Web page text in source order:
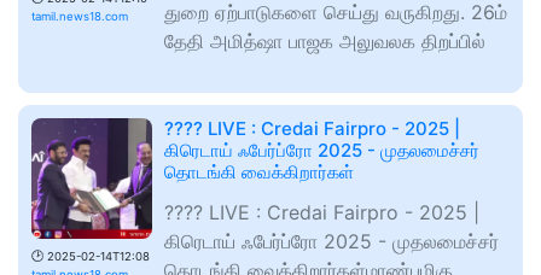
tamil.news18.com
துறை ஏற்பாடுகளை செய்து வருகிறது. 26ம்
தேதி அமித்ஷா பாஜக அலுவலக திறப்பில்
🕑 2025-02-14T12:08
???? LIVE : Credai Fairpro - 2025 |
கிரெடாய் ஃபேர்ப்ரோ 2025 - முதலமைச்சர்
தொடங்கி வைக்கிறார்கள்
???? LIVE : Credai Fairpro - 2025 |
கிரெடாய் ஃபேர்ப்ரோ 2025 - முதலமைச்சர்